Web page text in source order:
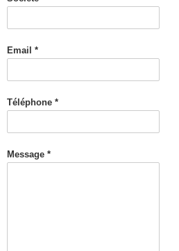
Email *
Téléphone *
Message *